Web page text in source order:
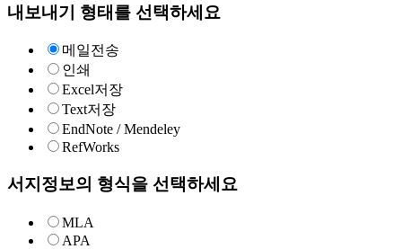
내보내기 형태를 선택하세요
메일전송
인쇄
Excel저장
Text저장
EndNote / Mendeley
RefWorks
서지정보의 형식을 선택하세요
MLA
APA